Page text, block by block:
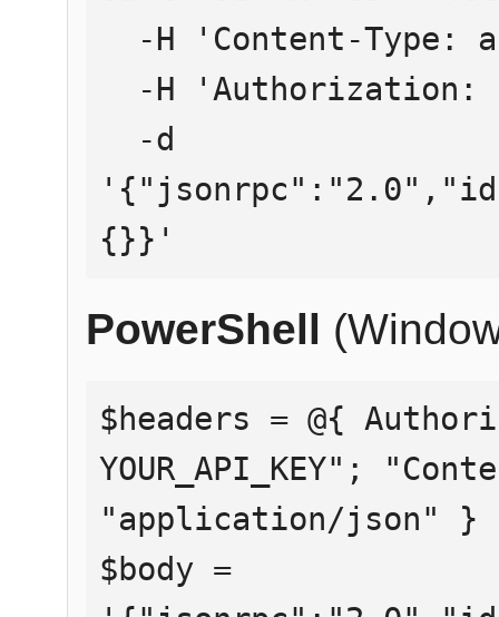
{}}'
PowerShell
$headers = @{
YOUR_API_KEY";
"application/json" }
$body =